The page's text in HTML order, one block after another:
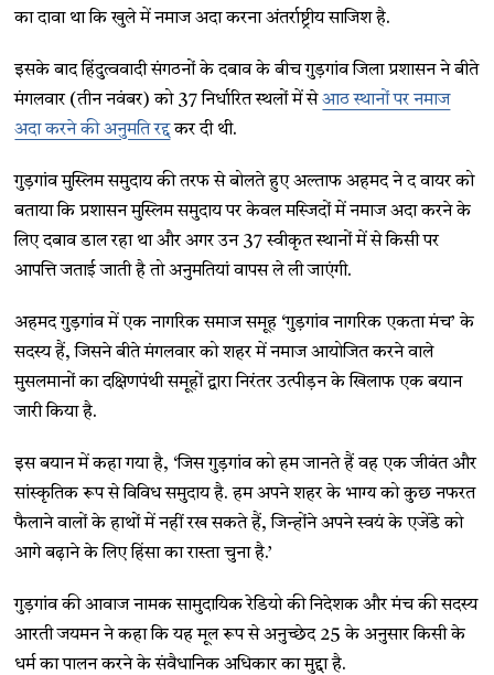
का दावा था कि खुले में नमाज अदा करना अंतर्राष्ट्रीय साजिश है.
इसके बाद हिंदुत्ववादी संगठनों के दबाव के बीच गुड़गांव जिला प्रशासन ने बीते
मंगलवार (तीन नवंबर) को 37 निर्धारित स्थलों में सेआठ स्थानों पर नमाज
अदा करने की अनुमति रद्दकर दी थी.
गुड़गांव मुस्लिम समुदाय की तरफ से बोलते हुए अल्ताफ अहमद ने द वायर को
बताया कि प्रशासन मुस्लिम समुदाय पर केवल मस्जिदों में नमाज अदा करने के
लिए दबाव डाल रहा था और अगर उन 37 स्वीकृत स्थानों में से किसी पर
आपत्ति जताई जाती है तो अनुमतियां वापस ले ली जाएंगी.
अहमद गुड़गांव में एक नागरिक समाज समूह ‘गुड़गांव नागरिक एकता मंच’ के
सदस्य हैं, जिसने बीते मंगलवार को शहर में नमाज आयोजित करने वाले
मुसलमानों का दक्षिणपंथी समूहों द्वारा निरंतर उत्पीड़न के खिलाफ एक बयान
जारी किया है.
इस बयान में कहा गया है, ‘जिस गुड़गांव को हम जानते हैं वह एक जीवंत और
सांस्कृतिक रूप से विविध समुदाय है. हम अपने शहर के भाग्य को कुछ नफरत
फैलाने वालों के हाथों में नहीं रख सकते हैं, जिन्होंने अपने स्वयं के एजेंडे को
आगे बढ़ाने के लिए हिंसा का रास्ता चुना है.’
गुड़गांव की आवाज नामक सामुदायिक रेडियो की निदेशक और मंच की सदस्य
आरती जयमन ने कहा कि यह मूल रूप से अनुच्छेद 25 के अनुसार किसी के
धर्म का पालन करने के संवैधानिक अधिकार का मुद्दा है.